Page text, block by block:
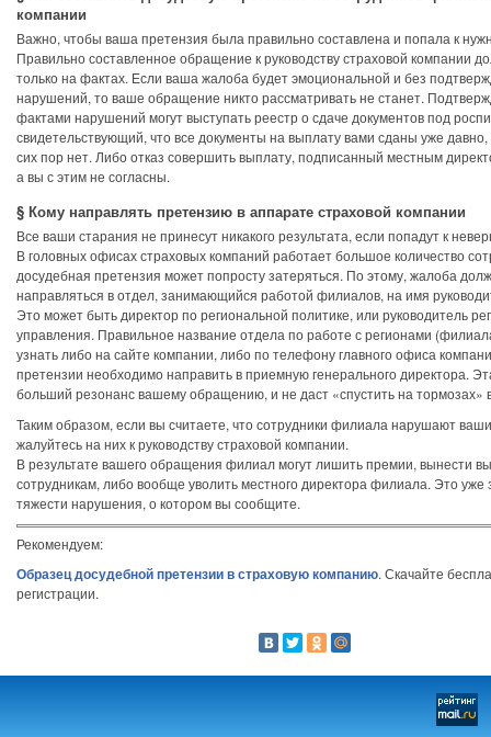
компании
Важно, чтобы ваша претензия была правильно составлена и попала к
Правильно составленное обращение к руководству страховой компании
только на фактах. Если ваша жалоба будет эмоциональной и без
нарушений, то ваше обращение никто рассматривать не станет.
фактами нарушений могут выступать реестр о сдаче документов под
свидетельствующий, что все документы на выплату вами сданы уже
сих пор нет. Либо отказ совершить выплату, подписанный местным
а вы с этим не согласны.
§ Кому направлять претензию в аппарате страховой компании
Все ваши старания не принесут никакого результата, если попадут к
В головных офисах страховых компаний работает большое количество
досудебная претензия может попросту затеряться. По этому, жалоба
направляться в отдел, занимающийся работой филиалов, на имя
Это может быть директор по региональной политике, или руководитель
управления. Правильное название отдела по работе с регионами
узнать либо на сайте компании, либо по телефону главного офиса
претензии необходимо направить в приемную генерального директора.
больший резонанс вашему обращению, и не даст «спустить на тормозах»
Таким образом, если вы считаете, что сотрудники филиала нарушают
жалуйтесь на них к руководству страховой компании.
В результате вашего обращения филиал могут лишить премии, вынести
сотрудникам, либо вообще уволить местного директора филиала. Это уже
тяжести нарушения, о котором вы сообщите.
Рекомендуем:
Образец досудебной претензии в страховую компанию. Скачайте
регистрации.